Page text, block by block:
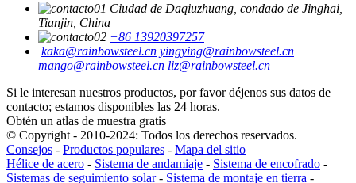
Ciudad de Daqiuzhuang, condado de Jinghai,
Tianjin, China
+86 13920397257
kaka@rainbowsteel.cn yingying@rainbowsteel.cn
mango@rainbowsteel.cn liz@rainbowsteel.cn
Si le interesan nuestros productos, por favor déjenos sus datos de
contacto; estamos disponibles las 24 horas.
Obtén un atlas de muestra gratis
© Copyright - 2010-2024: Todos los derechos reservados.
Consejos - Productos populares - Mapa del sitio
Hélice de acero - Sistema de andamiaje - Sistema de encofrado -
Sistemas de seguimiento solar- Sistema de montaje en tierra -